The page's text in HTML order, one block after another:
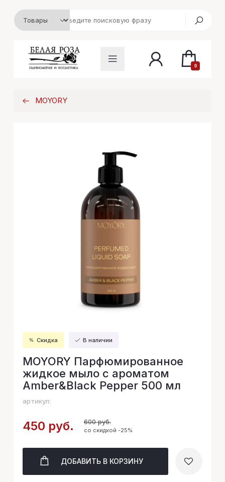
0
MOYORY
Скидка В наличии
MOYORY Парфюмированное
жидкое мыло с ароматом
Amber&Black Pepper 500 мл
артикул:
450 руб. 600 руб.
со скидкой -25%
ДОБАВИТЬ В КОРЗИНУ